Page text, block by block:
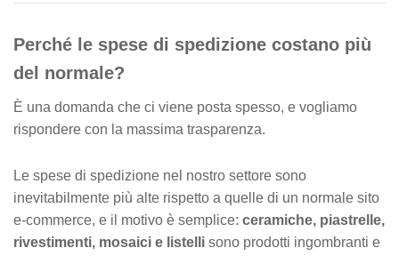
a
Perché le spese di spedizione costano più
del normale?
È una domanda che ci viene posta spesso, e vogliamo
rispondere con la massima trasparenza.
Le spese di spedizione nel nostro settore sono
inevitabilmente più alte rispetto a quelle di un normale sito
e-commerce, e il motivo è semplice: ceramiche, piastrelle,
rivestimenti, mosaici e listelli sono prodotti ingombranti e